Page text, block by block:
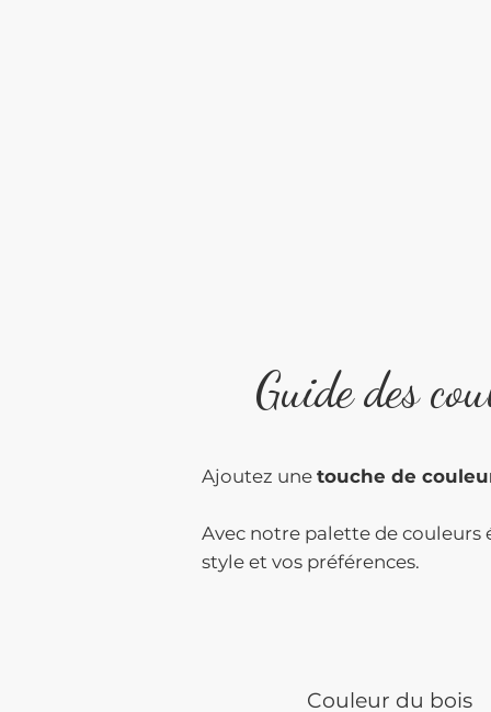
Guide des
Ajoutez unetouche de
Avec notre palette de couleurs
style et vos préférences.
Couleur du bois